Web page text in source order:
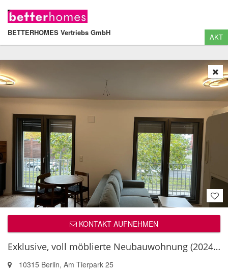
BETTERHOMES Vertriebs GmbH AKT
KONTAKT AUFNEHMEN
Exklusive, voll möblierte Neubauwohnung (2024) | U5 Friedrichsfelde | S...
10315 Berlin, Am Tierpark 25